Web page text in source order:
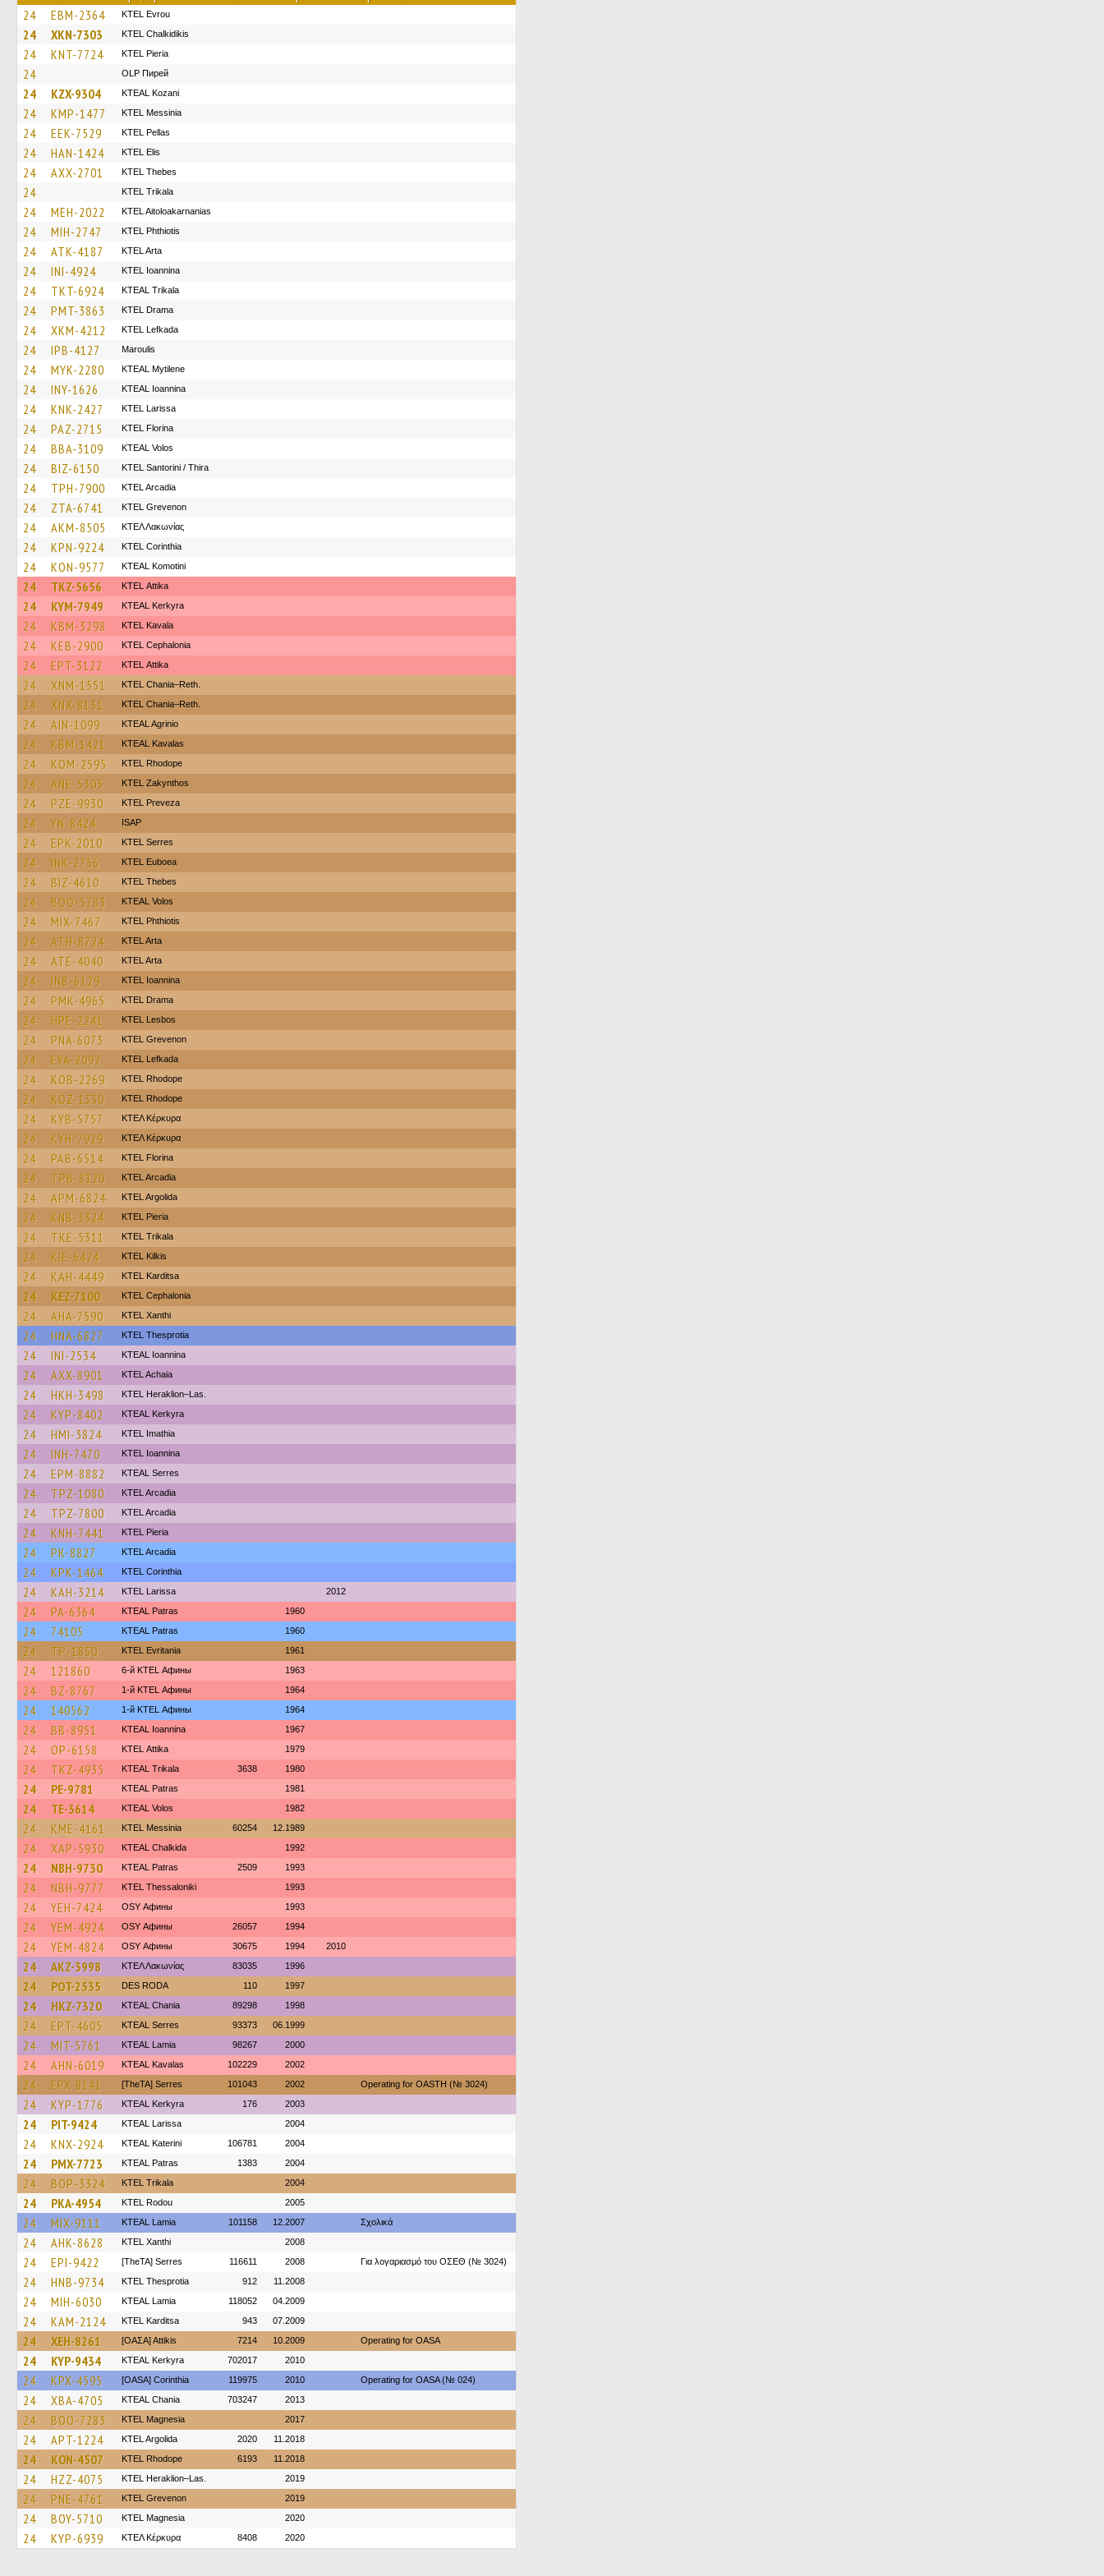
24 EBM-2364 KTEL Evrou
24 XKN-7303 ΚΤΕL Chalkidikis
24 KNT-7724 KTEL Pieria
24 OLP Пирей
24 KZX-9304 KTEAL Kozani
24 KMP-1477 KTEL Messinia
24 EEK-7529 KTEL Pellas
24 HAN-1424 KTEL Elis
24 AXX-2701 KTEL Thebes
24 ΚΤΕL Τrikala
24 MEH-2022 KTEL Aitoloakarnanias
24 MIH-2747 ΚΤΕL Phthiotis
24 ATK-4187 KTEL Arta
24 INI-4924 KTEL Ioannina
24 TKT-6924 KTEAL Trikala
24 PMT-3863 KTEL Drama
24 XKM-4212 KTEL Lefkada
24 IPB-4127 Maroulis
24 MYK-2280 KTEAL Mytilene
24 INY-1626 KTEAL Ioannina
24 KNK-2427 KTEL Larissa
24 PAZ-2715 KTEL Florina
24 BBA-3109 KTEAL Volos
24 BIZ-6150 KTEL Santorini / Thira
24 TPH-7900 KTEL Arcadia
24 ZTA-6741 ΚΤΕL Grevenon
24 AKM-8505 ΚΤΕΛ Λακωνίας
24 KPN-9224 KTEL Corinthia
24 KON-9577 KTEAL Komotini
24 TKZ-5656 KΤΕL Αttika
24 KYM-7949 KTEAL Kerkyra
24 KBM-3298 KTEL Kavala
24 KEB-2900 KTEL Cephalonia
24 EPT-3122 KΤΕL Αttika
24 XNM-1551 KTEL Chania–Reth.
24 XNX-8131 KTEL Chania–Reth.
24 AIN-1099 KTEAL Agrinio
24 KBM-1421 KTEAL Kavalas
24 KOM-2595 KTEL Rhodope
24 ANE-5305 KTEL Zakynthos
24 PZE-9930 KTEL Preveza
24 YN-8424 ISAP
24 EPK-2010 KTEL Serres
24 INK-2756 ΚΤΕL Euboea
24 BIZ-4610 KTEL Thebes
24 BOO-5783 KTEAL Volos
24 MIX-7467 ΚΤΕL Phthiotis
24 ATH-8724 KTEL Arta
24 ATE-4040 KTEL Arta
24 INB-6129 KTEL Ioannina
24 PMK-4965 KTEL Drama
24 HPE-2241 KTEL Lesbos
24 PNA-6073 ΚΤΕL Grevenon
24 EYA-2092 KTEL Lefkada
24 KOB-2269 KTEL Rhodope
24 KOZ-1330 KTEL Rhodope
24 KYB-5757 ΚΤΕΛ Κέρκυρα
24 KYH-7929 ΚΤΕΛ Κέρκυρα
24 PAB-6514 KTEL Florina
24 TPB-8120 KTEL Arcadia
24 APM-6824 KTEL Argolida
24 KNB-3324 KTEL Pieria
24 TKE-5311 ΚΤΕL Τrikala
24 KIE-6424 KTEL Kilkis
24 KAH-4449 ΚΤΕL Karditsa
24 KEZ-7100 KTEL Cephalonia
24 AHA-7590 KTEL Xanthi
24 HNA-6827 KTEL Thesprotia
24 INI-2534 KTEAL Ioannina
24 AXX-8901 KTEL Achaia
24 HKH-3498 KTEL Heraklion–Las.
24 KYP-8402 KTEAL Kerkyra
24 HMI-3824 KTEL Imathia
24 INH-7470 KTEL Ioannina
24 EPM-8882 KTEAL Serres
24 TPZ-1080 KTEL Arcadia
24 TPZ-7800 KTEL Arcadia
24 KNH-7441 KTEL Pieria
24 PK-8827 KTEL Arcadia
24 KPK-1464 KTEL Corinthia
24 KAH-3214 KTEL Larissa 2012
24 PA-6364 KTEAL Patras 1960
24 74105 KTEAL Patras 1960
24 TP-1850 ΚΤΕL Evritania 1961
24 121860 6-й KTEL Афины 1963
24 BZ-8767 1-й KTEL Афины 1964
24 140562 1-й KTEL Афины 1964
24 BB-8951 KTEAL Ioannina 1967
24 OP-6158 KΤΕL Αttika 1979
24 TKZ-4935 KTEAL Trikala 3638 1980
24 PE-9781 KTEAL Patras 1981
24 TE-3614 KTEAL Volos 1982
24 KME-4161 KTEL Messinia 60254 12.1989
24 XAP-5930 KTEAL Chalkida 1992
24 NBH-9730 KTEAL Patras 2509 1993
24 NBH-9777 KTEL Thessaloniki 1993
24 YEH-7424 OSY Афины 1993
24 YEM-4924 OSY Афины 26057 1994
24 YEM-4824 OSY Афины 30675 1994 2010
24 AKZ-3998 ΚΤΕΛ Λακωνίας 83035 1996
24 POT-2535 DES RODA 110 1997
24 HKZ-7320 KTEAL Chania 89298 1998
24 EPT-4605 KTEAL Serres 93373 06.1999
24 MIT-5761 KTEAL Lamia 98267 2000
24 AHN-6019 KTEAL Kavalas 102229 2002
24 EPX-8141 [TheTA] Serres 101043 2002 Operating for OASTH (№ 3024)
24 KYP-1776 KTEAL Kerkyra 176 2003
24 PIT-9424 KTEAL Larissa 2004
24 KNX-2924 KTEAL Katerini 106781 2004
24 PMX-7723 KTEAL Patras 1383 2004
24 BOP-3324 ΚΤΕL Τrikala 2004
24 PKA-4954 ΚΤΕL Rodou 2005
24 MIX-9111 KTEAL Lamia 101158 12.2007 Σχολικά
24 AHK-8628 KTEL Xanthi 2008
24 EPI-9422 [TheTA] Serres 116611 2008 Για λογαριασμό του ΟΣΕΘ (№ 3024)
24 HNB-9734 KTEL Thesprotia 912 11.2008
24 MIH-6030 KTEAL Lamia 118052 04.2009
24 KAM-2124 ΚΤΕL Karditsa 943 07.2009
24 XEH-8261 [ΟΑΣΑ] Αttikis 7214 10.2009 Operating for OASA
24 KYP-9434 KTEAL Kerkyra 702017 2010
24 KPX-4595 [OASA] Corinthia 119975 2010 Operating for OASA (№ 024)
24 XBA-4705 KTEAL Chania 703247 2013
24 BOO-7283 ΚΤΕL Magnesia 2017
24 APT-1224 KTEL Argolida 2020 11.2018
24 KON-4507 KTEL Rhodope 6193 11.2018
24 HZZ-4075 KTEL Heraklion–Las. 2019
24 PNE-4761 ΚΤΕL Grevenon 2019
24 BOY-5710 ΚΤΕL Magnesia 2020
24 KYP-6939 ΚΤΕΛ Κέρκυρα 8408 2020